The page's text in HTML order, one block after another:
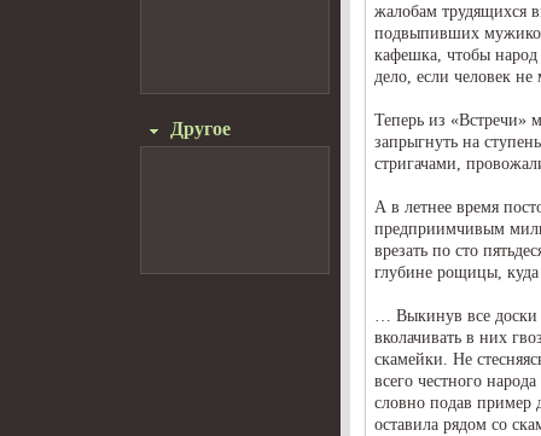
Другое
жалобам трудящихся
подвыпивших
кафешка, чтобы народ
дело, если человек
Теперь из «Встречи»
запрыгнуть на
стригачами,
А в летнее время
предприимчивым
врезать по сто
глубине рощицы, куда
… Выкинув все
вколачивать в них
скамейки. Не
всего честного
словно подав пример
оставила рядом со